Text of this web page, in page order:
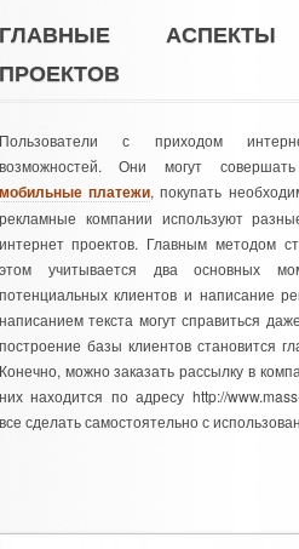
АСПЕКТЫ
с приходом
Они могут совершать
платежи, покупать
компании используют
проектов. Главным методом
учитывается два основных
клиентов и написание
текста могут справиться
базы клиентов становится
можно заказать рассылку в
находится по адресу http://
сделать самостоятельно с